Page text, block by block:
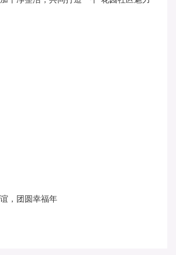
，团圆幸福年